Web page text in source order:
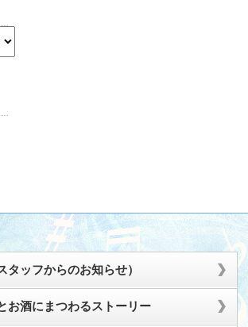
ッフからのお知らせ）
お酒にまつわるストーリー